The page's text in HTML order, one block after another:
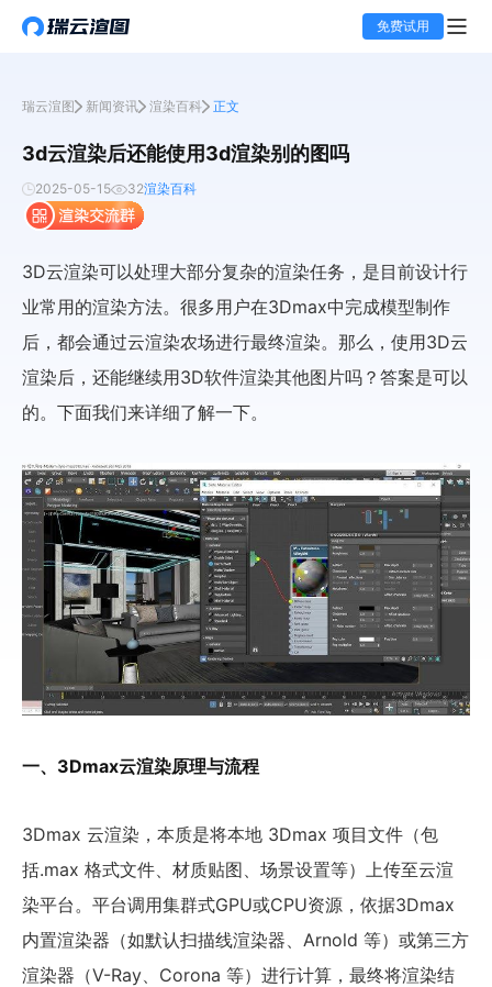
免费试用
瑞云渲图 新闻资讯 渲染百科 正文
3d云渲染后还能使用3d渲染别的图吗
2025-05-15 32渲染百科
3D云渲染可以处理大部分复杂的渲染任务，是目前设计行
业常用的渲染方法。很多用户在3Dmax中完成模型制作
后，都会通过云渲染农场进行最终渲染。那么，使用3D云
渲染后，还能继续用3D软件渲染其他图片吗？答案是可以
的。下面我们来详细了解一下。
一、3Dmax云渲染原理与流程
3Dmax 云渲染，本质是将本地 3Dmax 项目文件（包
括.max 格式文件、材质贴图、场景设置等）上传至云渲
染平台。平台调用集群式GPU或CPU资源，依据3Dmax
内置渲染器（如默认扫描线渲染器、Arnold 等）或第三方
渲染器（V-Ray、Corona 等）进行计算，最终将渲染结